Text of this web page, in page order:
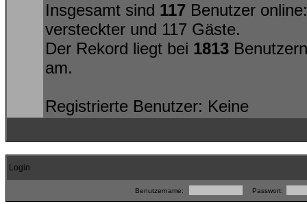
Insgesamt sind 117 Benutzer
versteckter und 117 Gäste.
Der Rekord liegt bei 1813
am.
Registrierte Benutzer: Keine
Login
Benutzername: Passwort: